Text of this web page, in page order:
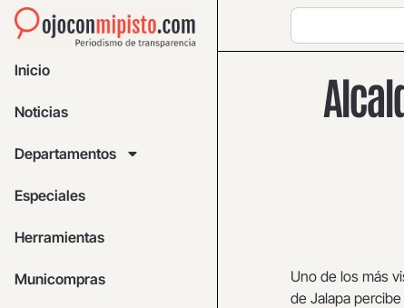
Inicio
Noticias
Departamentos
Especiales
Herramientas
Municompras
Uno de los más
de Jalapa